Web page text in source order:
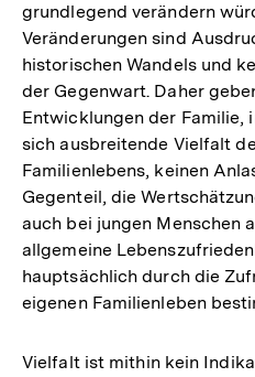
grundlegend verändern
Veränderungen sind
historischen Wandels und
der Gegenwart. Daher
Entwicklungen der Familie,
sich ausbreitende Vielfalt
Familienlebens, keinen
Gegenteil, die
auch bei jungen Menschen
allgemeine
hauptsächlich durch die
eigenen Familienleben
Vielfalt ist mithin kein